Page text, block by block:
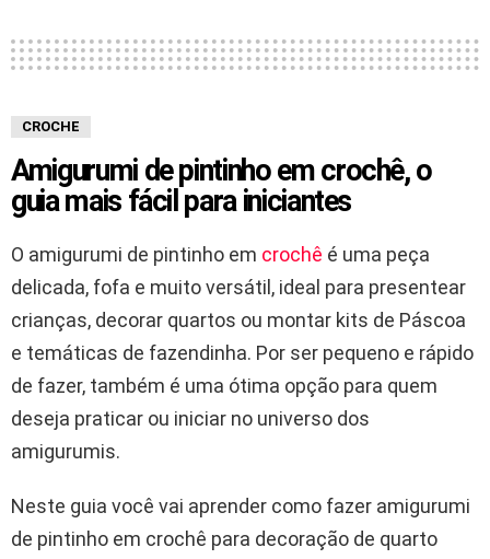
CROCHE
Amigurumi de pintinho em crochê, o
guia mais fácil para iniciantes
O amigurumi de pintinho em crochê é uma peça
delicada, fofa e muito versátil, ideal para presentear
crianças, decorar quartos ou montar kits de Páscoa
e temáticas de fazendinha. Por ser pequeno e rápido
de fazer, também é uma ótima opção para quem
deseja praticar ou iniciar no universo dos
amigurumis.
Neste guia você vai aprender como fazer amigurumi
de pintinho em crochê para decoração de quarto